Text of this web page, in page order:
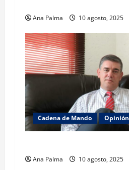
Ana Palma 10 agosto, 2025
Cadena de Mando Opinión
Ana Palma 10 agosto, 2025